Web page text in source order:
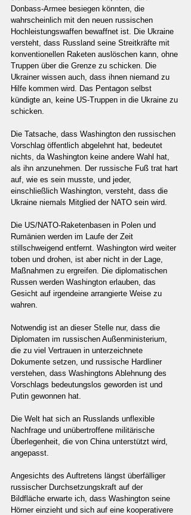
Donbass-Armee besiegen könnten, die
wahrscheinlich mit den neuen russischen
Hochleistungswaffen bewaffnet ist. Die Ukraine
versteht, dass Russland seine Streitkräfte mit
konventionellen Raketen auslöschen kann, ohne
Truppen über die Grenze zu schicken. Die
Ukrainer wissen auch, dass ihnen niemand zu
Hilfe kommen wird. Das Pentagon selbst
kündigte an, keine US-Truppen in die Ukraine zu
schicken.
Die Tatsache, dass Washington den russischen
Vorschlag öffentlich abgelehnt hat, bedeutet
nichts, da Washington keine andere Wahl hat,
als ihn anzunehmen. Der russische Fuß trat hart
auf, wie es sein musste, und jeder,
einschließlich Washington, versteht, dass die
Ukraine niemals Mitglied der NATO sein wird.
Die US/NATO-Raketenbasen in Polen und
Rumänien werden im Laufe der Zeit
stillschweigend entfernt. Washington wird weiter
toben und drohen, ist aber nicht in der Lage,
Maßnahmen zu ergreifen. Die diplomatischen
Russen werden Washington erlauben, das
Gesicht auf irgendeine arrangierte Weise zu
wahren.
Notwendig ist an dieser Stelle nur, dass die
Diplomaten im russischen Außenministerium,
die zu viel Vertrauen in unterzeichnete
Dokumente setzen, und russische Hardliner
verstehen, dass Washingtons Ablehnung des
Vorschlags bedeutungslos geworden ist und
Putin gewonnen hat.
Die Welt hat sich an Russlands unflexible
Nachfrage und unübertroffene militärische
Überlegenheit, die von China unterstützt wird,
angepasst.
Angesichts des Auftretens längst überfälliger
russischer Durchsetzungskraft auf der
Bildfläche erwarte ich, dass Washington seine
Hörner einzieht und sich auf eine kooperativere